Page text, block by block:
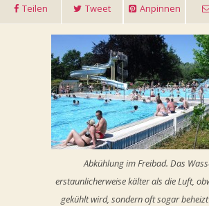
Teilen Tweet Anpinnen
Abkühlung im Freibad. Das
erstaunlicherweise kälter als die Luft,
gekühlt wird, sondern oft sogar